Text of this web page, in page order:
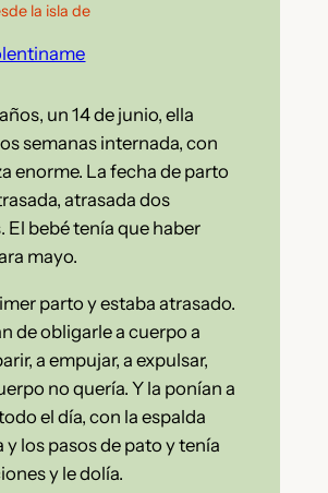
la isla de
un 14 de junio, ella
semanas internada, con
enorme. La fecha de parto
atrasada dos
El bebé tenía que haber
mayo.
parto y estaba atrasado.
de obligarle a cuerpo a
a empujar, a expulsar,
no quería. Y la ponían a
el día, con la espalda
y los pasos de pato y tenía
y le dolía.